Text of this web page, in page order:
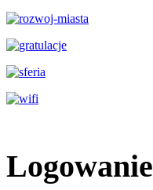
Logowanie